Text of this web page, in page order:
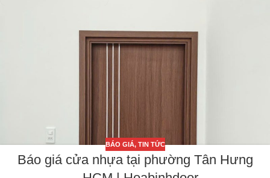
BÁO GIÁ, TIN TỨC
Báo giá cửa nhựa tại phường Tân Hưng